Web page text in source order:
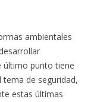
ambientales
último punto tiene
de seguridad,
estas últimas